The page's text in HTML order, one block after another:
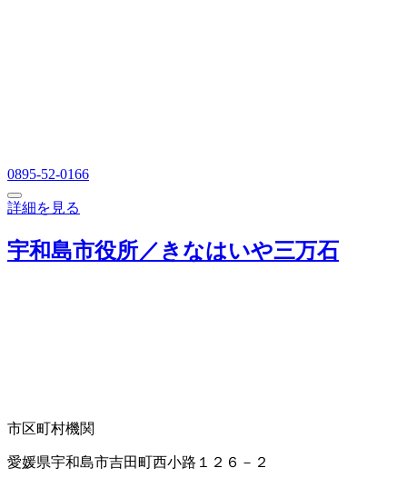
0895-52-0166
詳細を見る
宇和島市役所／きなはいや三万石
市区町村機関
愛媛県宇和島市吉田町西小路１２６－２